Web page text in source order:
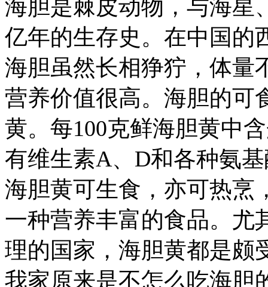
海胆是棘皮动物，与海星
亿年的生存史。在中国的
海胆虽然长相狰狞，体量
营养价值很高。海胆的可
黄。每100克鲜海胆黄中
有维生素A、D和各种氨
海胆黄可生食，亦可热烹
一种营养丰富的食品。尤
理的国家，海胆黄都是颇
我家原来是不怎么吃海胆